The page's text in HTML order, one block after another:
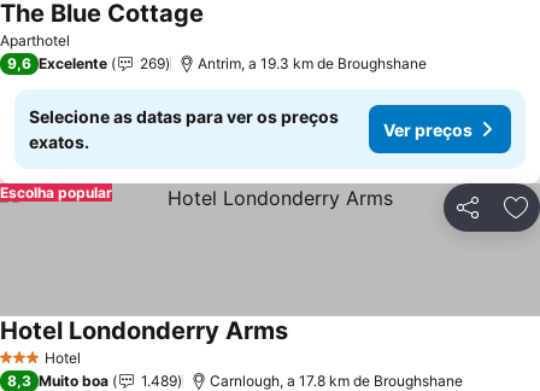
Aparthotel
The Blue Cottage
9,6 Excelente 269 Antrim, a 19.3 km de Broughshane
Selecione as datas para ver os preços
exatos.
Ver preços
Partilhar
Escolha popular
3 EstrelasHotel
Hotel Londonderry ArmsVer preços
8,3 Muito boa 1.489 Carnlough, a 17.8 km de Broughshane